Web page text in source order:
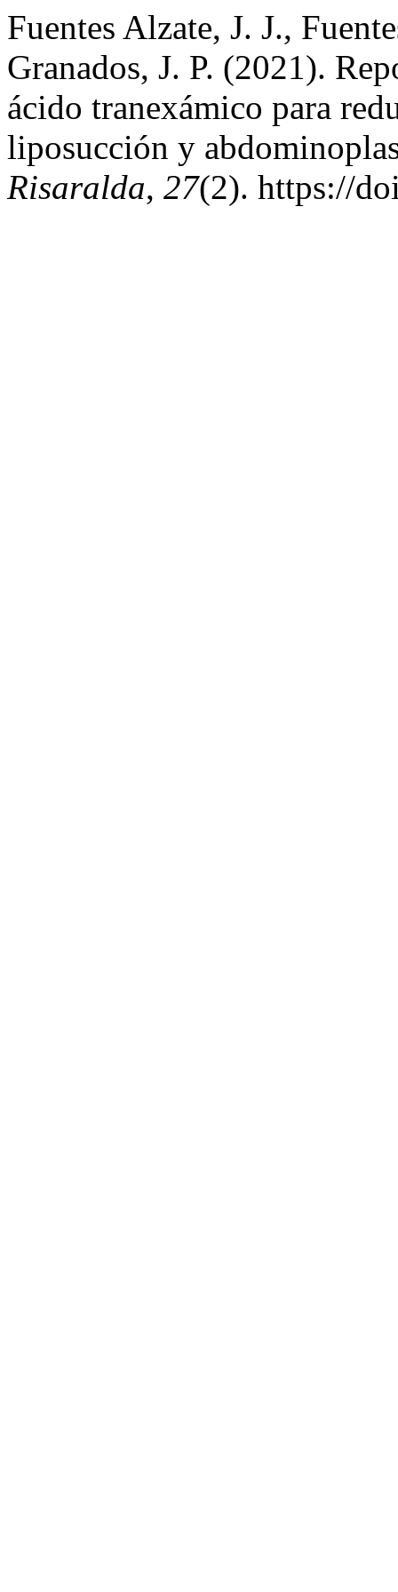
Fuentes Alzate, J. J.,
Granados, J. P. (2021).
ácido tranexámico para
liposucción y
Risaralda, 27(2). https://